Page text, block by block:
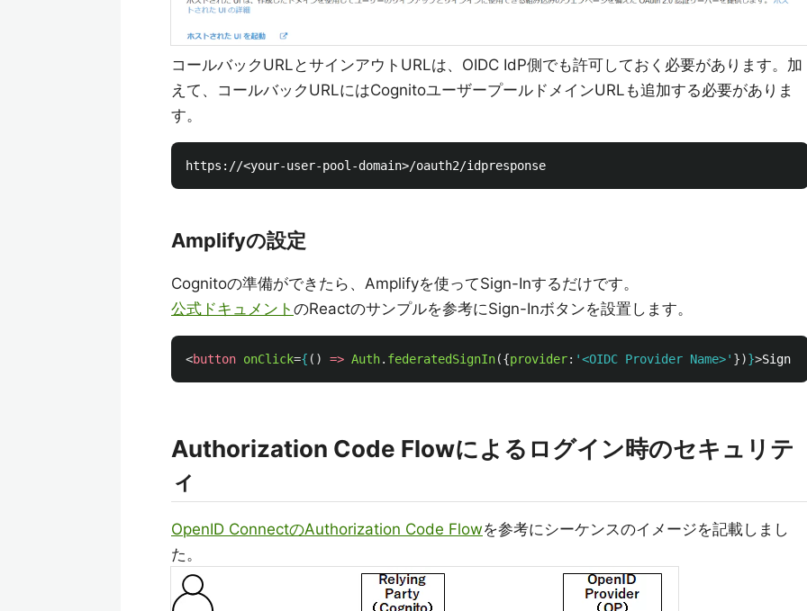
コールバックURLとサインアウトURLは、OIDC IdP側でも許可しておく必要があります。加
えて、コールバックURLにはCognitoユーザープールドメインURLも追加する必要がありま
す。
Amplifyの設定
Cognitoの準備ができたら、Amplifyを使ってSign-Inするだけです。
公式ドキュメント のReactのサンプルを参考にSign-Inボタンを設置します。
<button onClick={ () => Auth. federatedSignIn({provider: '<OIDC Provider Name>' })}>Sign
Authorization Code Flowによるログイン時のセキュリテ
ィ
OpenID ConnectのAuthorization Code Flowを参考にシーケンスのイメージを記載しまし
た。